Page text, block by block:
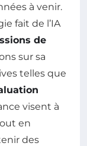
à venir.
fait de l’IA
de
sur sa
telles que
visent à
en
des